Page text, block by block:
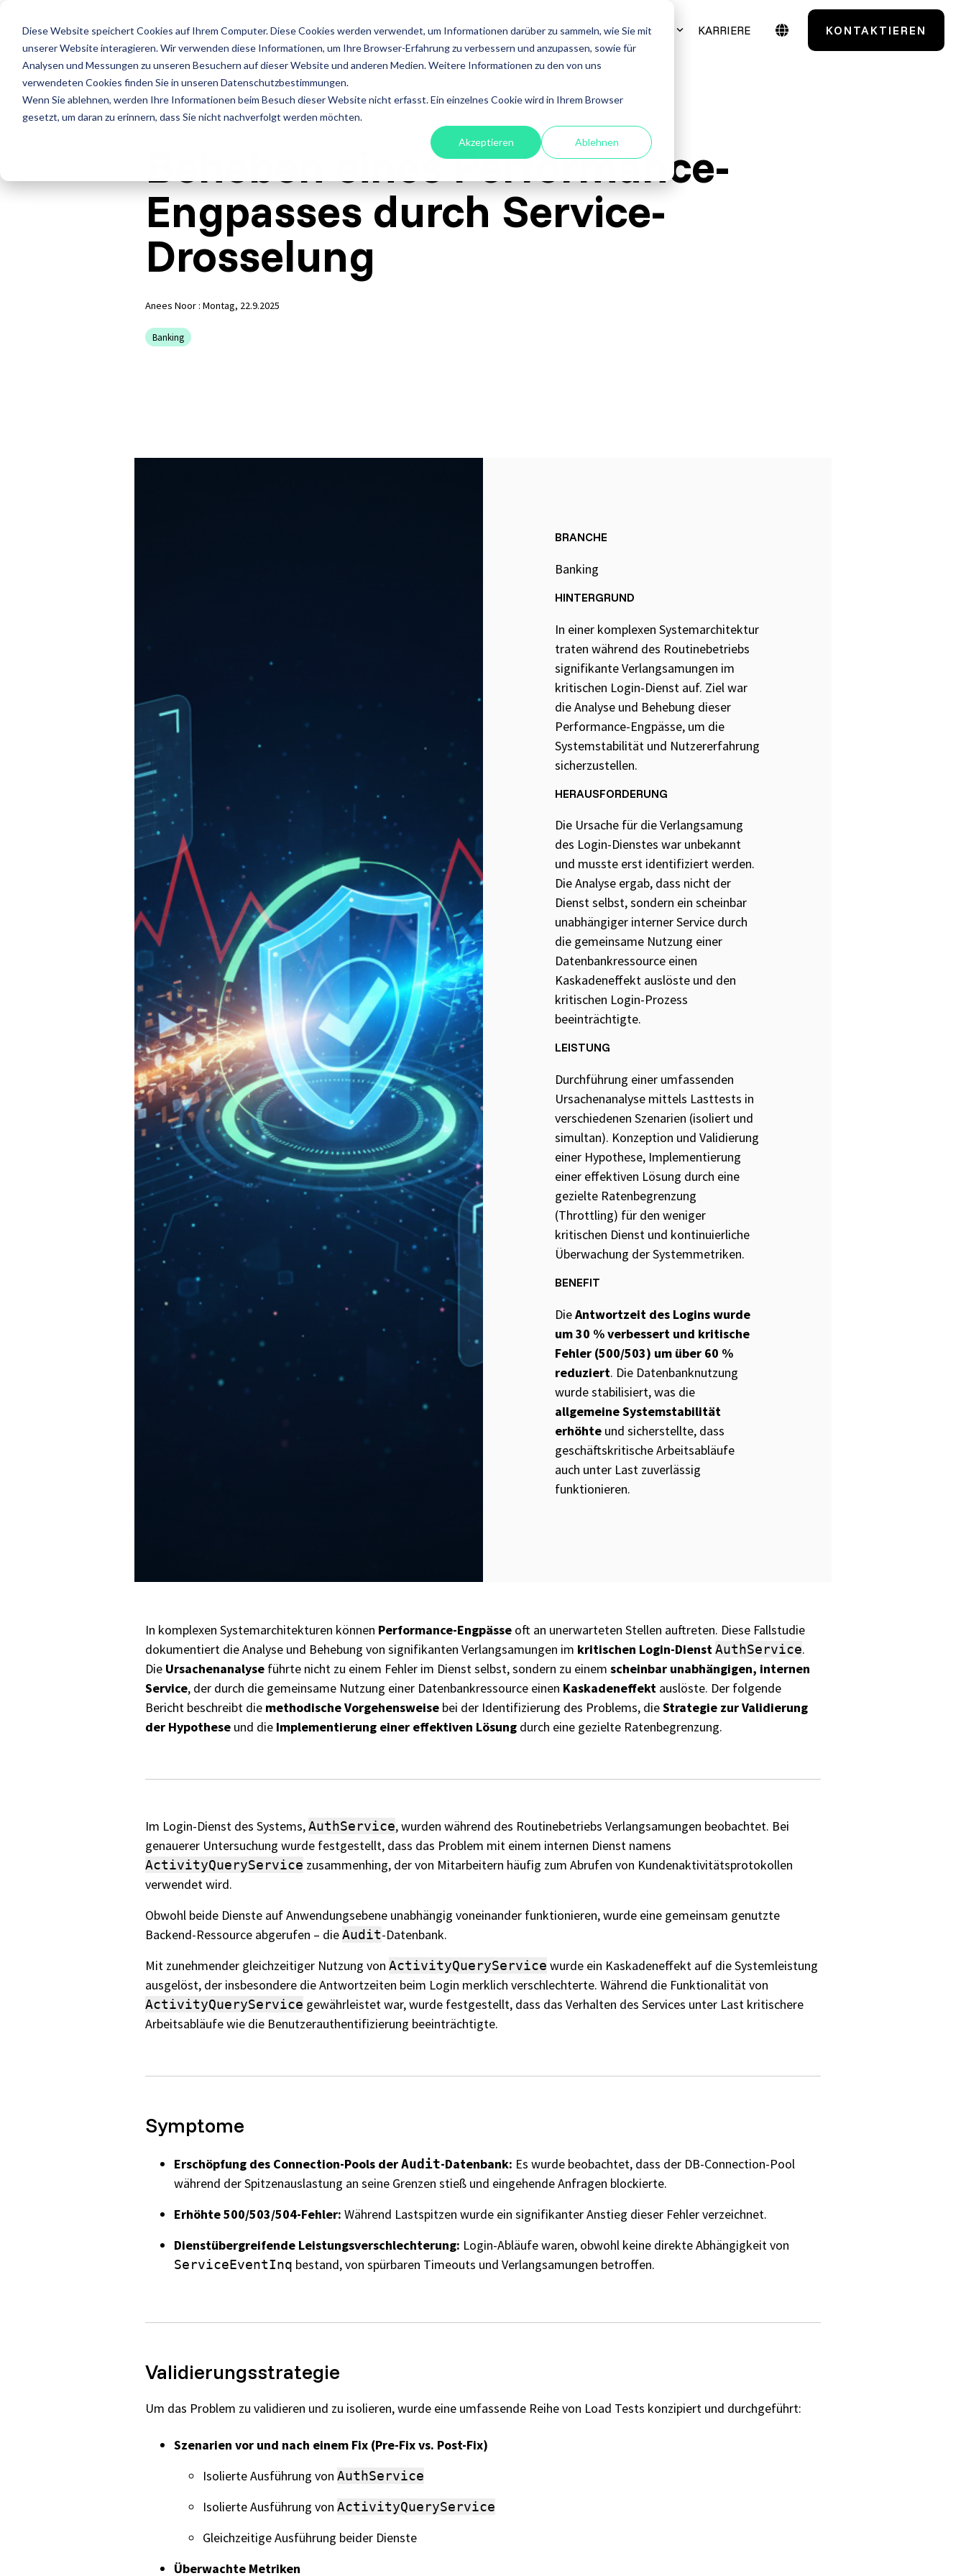
Diese Website speichert Cookies auf Ihrem Computer. Diese Cookies werden verwendet, um Informationen darüber zu sammeln, wie Sie mit
unserer Website interagieren. Wir verwenden diese Informationen, um Ihre Browser-Erfahrung zu verbessern und anzupassen, sowie für
Analysen und Messungen zu unseren Besuchern auf dieser Website und anderen Medien. Weitere Informationen zu den von uns
verwendeten Cookies finden Sie in unseren Datenschutzbestimmungen.
Wenn Sie ablehnen, werden Ihre Informationen beim Besuch dieser Website nicht erfasst. Ein einzelnes Cookie wird in Ihrem Browser
gesetzt, um daran zu erinnern, dass Sie nicht nachverfolgt werden möchten.
Akzeptieren Ablehnen
main
content.
LEISTUNGEN
Leistungen
Alle anzeigen
Agiles Testen
Nutzerabnahmetest / UAT
Offshore Test Center
Leistungen
Penetration Testing
Standardsoftware
Test Factory Services
Testautomatisierung
Testberatung
Leistungen
FOKUS ACADEMY
ISTQB Certified Tester
IREB Certified Professional
for Requirements
Engineering
RE@Agile Primer
Qualification
AI Essentials
für Jira
Xray Essentials
Xray für Power User
ÜBER UNS INSIGHTS KARRIERE KONTAKTIEREN
Beheben eines Performance-
Engpasses durch Service-
Drosselung
Anees Noor: Montag, 22.9.2025
Banking
BRANCHE
Banking
HINTERGRUND
In einer komplexen Systemarchitektur
traten während des Routinebetriebs
signifikante Verlangsamungen im
kritischen Login-Dienst auf. Ziel war
die Analyse und Behebung dieser
Performance-Engpässe, um die
Systemstabilität und Nutzererfahrung
sicherzustellen.
HERAUSFORDERUNG
Die Ursache für die Verlangsamung
des Login-Dienstes war unbekannt
und musste erst identifiziert werden.
Die Analyse ergab, dass nicht der
Dienst selbst, sondern ein scheinbar
unabhängiger interner Service durch
die gemeinsame Nutzung einer
Datenbankressource einen
Kaskadeneffekt auslöste und den
kritischen Login-Prozess
beeinträchtigte.
LEISTUNG
Durchführung einer umfassenden
Ursachenanalyse mittels Lasttests in
verschiedenen Szenarien (isoliert und
simultan). Konzeption und Validierung
einer Hypothese, Implementierung
einer effektiven Lösung durch eine
gezielte Ratenbegrenzung
(Throttling) für den weniger
kritischen Dienst und kontinuierliche
Überwachung der Systemmetriken.
BENEFIT
DieAntwortzeit des Logins wurde
um 30 % verbessert und kritische
Fehler (500/503) um über 60 %
reduziert. Die Datenbanknutzung
wurde stabilisiert, was die
allgemeine Systemstabilität
erhöhte und sicherstellte, dass
geschäftskritische Arbeitsabläufe
auch unter Last zuverlässig
funktionieren.
In komplexen Systemarchitekturen können Performance-Engpässe oft an unerwarteten Stellen auftreten. Diese Fallstudie
dokumentiert die Analyse und Behebung von signifikanten Verlangsamungen im kritischen Login-DienstAuthService.
Die Ursachenanalyse führte nicht zu einem Fehler im Dienst selbst, sondern zu einem scheinbar unabhängigen, internen
Service, der durch die gemeinsame Nutzung einer Datenbankressource einen Kaskadeneffekt auslöste. Der folgende
Bericht beschreibt die methodische Vorgehensweise bei der Identifizierung des Problems, dieStrategie zur Validierung
der Hypothese und die Implementierung einer effektiven Lösung durch eine gezielte Ratenbegrenzung.
Im Login-Dienst des Systems,AuthService, wurden während des Routinebetriebs Verlangsamungen beobachtet. Bei
genauerer Untersuchung wurde festgestellt, dass das Problem mit einem internen Dienst namens
ActivityQueryService zusammenhing, der von Mitarbeitern häufig zum Abrufen von Kundenaktivitätsprotokollen
verwendet wird.
Obwohl beide Dienste auf Anwendungsebene unabhängig voneinander funktionieren, wurde eine gemeinsam genutzte
Backend-Ressource abgerufen – dieAudit-Datenbank.
Mit zunehmender gleichzeitiger Nutzung von ActivityQueryService wurde ein Kaskadeneffekt auf die Systemleistung
ausgelöst, der insbesondere die Antwortzeiten beim Login merklich verschlechterte. Während die Funktionalität von
ActivityQueryService gewährleistet war, wurde festgestellt, dass das Verhalten des Services unter Last kritischere
Arbeitsabläufe wie die Benutzerauthentifizierung beeinträchtigte.
Symptome
Erschöpfung des Connection-Pools derAudit-Datenbank: Es wurde beobachtet, dass der DB-Connection-Pool
während der Spitzenauslastung an seine Grenzen stieß und eingehende Anfragen blockierte.
Erhöhte 500/503/504-Fehler: Während Lastspitzen wurde ein signifikanter Anstieg dieser Fehler verzeichnet.
Dienstübergreifende Leistungsverschlechterung: Login-Abläufe waren, obwohl keine direkte Abhängigkeit von
ServiceEventInq bestand, von spürbaren Timeouts und Verlangsamungen betroffen.
Validierungsstrategie
Um das Problem zu validieren und zu isolieren, wurde eine umfassende Reihe von Load Tests konzipiert und durchgeführt:
Szenarien vor und nach einem Fix (Pre-Fix vs. Post-Fix)
Isolierte Ausführung von AuthService
Isolierte Ausführung von ActivityQueryService
Gleichzeitige Ausführung beider Dienste
Überwachte Metriken